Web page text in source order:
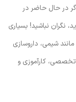
در حال حاضر در
نگران نباشید! بسیاری
شیمی، داروسازی
تخصصی، کارآموزی و